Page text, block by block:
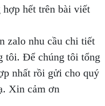
hết trên bài viết
zalo nhu cầu chi tiết
tôi. Để chúng tôi tổng
nhất rồi gửi cho quý
Xin cảm ơn